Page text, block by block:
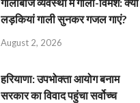
लड़कियां गाली सुनकर गजल गाएं?
August 2, 2026
हरियाणा: उपभोक्ता आयोग बनाम
सरकार का विवाद पहुंचा सर्वोच्च